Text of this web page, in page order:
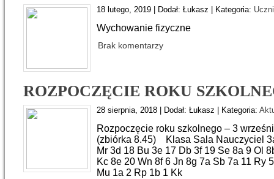
18 lutego, 2019 | Dodał: Łukasz | Kategoria:
Wychowanie fizyczne
Brak komentarzy
ROZPOCZĘCIE ROKU
28 sierpnia, 2018 | Dodał: Łukasz | Kategoria:
Rozpoczęcie roku szkolnego – 3
(zbiórka 8.45) Klasa Sala Nauczyciel
Mr 3d 18 Bu 3e 17 Db 3f 19 Se 8a 9 Ol
Kc 8e 20 Wn 8f 6 Jn 8g 7a Sb 7a 11 Ry
Mu 1a 2 Rp 1b 1 Kk